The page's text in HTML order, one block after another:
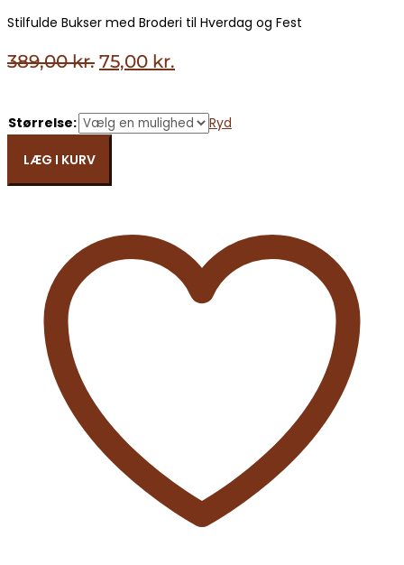
Stilfulde Bukser med Broderi til Hverdag og Fest
389,00kr. Den
var:
75,00 kr.
er:
Størrelse:
Ryd
MAY
MAE
LÆG I KURV